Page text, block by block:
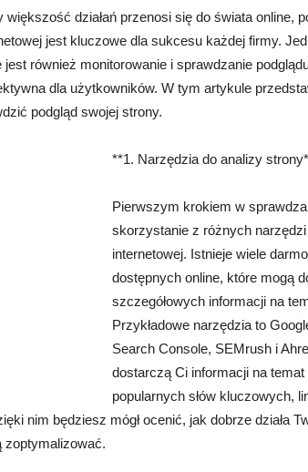
działań przenosi się do świata online,
jest kluczowe dla sukcesu każdej firmy.
również monitorowanie i sprawdzanie
dla użytkowników. W tym artykule
podgląd swojej strony.
**1. Narzędzia do analizy
Pierwszym krokiem w
skorzystanie z różnych
internetowej. Istnieje wiele
dostępnych online, które mogą
szczegółowych informacji na
Przykładowe narzędzia to
Search Console, SEMrush i
dostarczą Ci informacji na temat
popularnych słów kluczowych,
nim będziesz mógł ocenić, jak dobrze działa
zoptymalizować.